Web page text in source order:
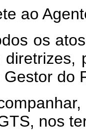
os atos
do
nos